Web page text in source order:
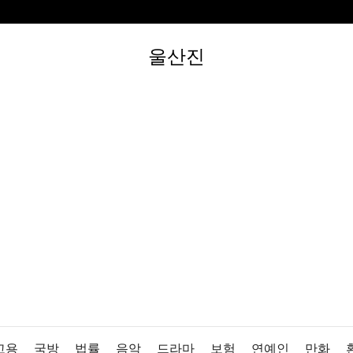
울산진
용 국방 법률 음악 드라마 보험 연예인 만화